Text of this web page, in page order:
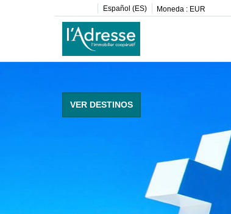
Español (ES) Moneda : EUR
VER DESTINOS